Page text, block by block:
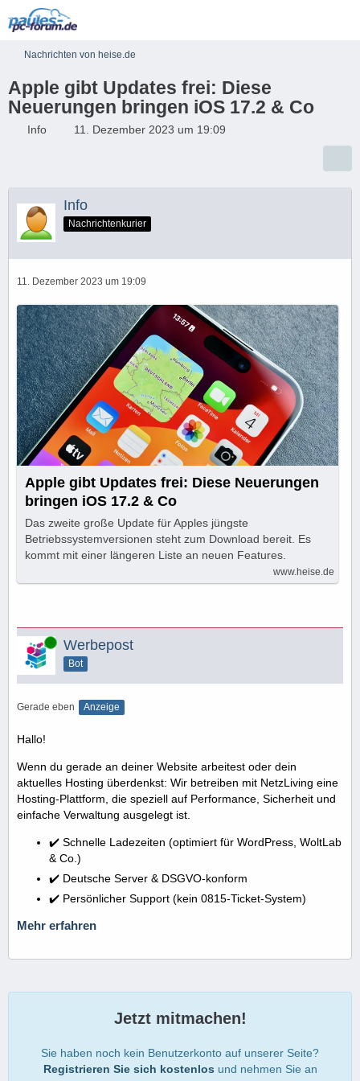
Nachrichten von heise.de
Apple gibt Updates frei: Diese
Neuerungen bringen iOS 17.2 & Co
Info 11. Dezember 2023 um 19:09
Info
Nachrichtenkurier
11. Dezember 2023 um 19:09
Apple gibt Updates frei: Diese Neuerungen
bringen iOS 17.2 & Co
Das zweite große Update für Apples jüngste
Betriebssystemversionen steht zum Download bereit. Es
kommt mit einer längeren Liste an neuen Features.
www.heise.de
Online Werbepost
Bot
Gerade eben Anzeige
Hallo!
Wenn du gerade an deiner Website arbeitest oder dein
aktuelles Hosting überdenkst: Wir betreiben mit NetzLiving eine
Hosting-Plattform, die speziell auf Performance, Sicherheit und
einfache Verwaltung ausgelegt ist.
✔️ Schnelle Ladezeiten (optimiert für WordPress, WoltLab
& Co.)
✔️ Deutsche Server & DSGVO-konform
✔️ Persönlicher Support (kein 0815-Ticket-System)
Mehr erfahren
Jetzt mitmachen!
Sie haben noch kein Benutzerkonto auf unserer Seite?
Registrieren Sie sich kostenlos und nehmen Sie an